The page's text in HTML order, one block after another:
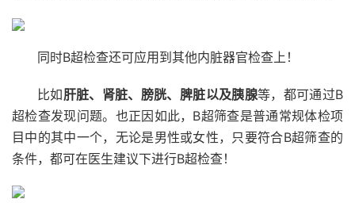
同时B超检查还可应用到其他内脏器官检查上！
比如肝脏、肾脏、膀胱、脾脏以及胰腺等，都可通过B
超检查发现问题。也正因如此，B超筛查是普通常规体检项
目中的其中一个，无论是男性或女性，只要符合B超筛查的
条件，都可在医生建议下进行B超检查！